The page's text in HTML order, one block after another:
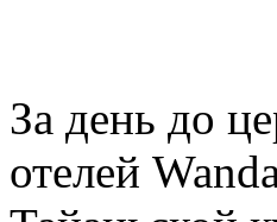
За день до
отелей